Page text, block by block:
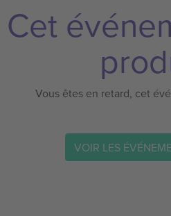
Cet
Vous êtes en retard, cet
VOIR LES